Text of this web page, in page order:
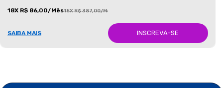
18X R$ 86,00/Mês18X R$ 387,00/Mês
SAIBA MAIS INSCREVA-SE